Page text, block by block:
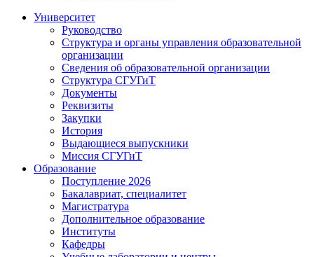
Университет
Руководство
Структура и органы управления образовательной
организации
Сведения об образовательной организации
Структура СГУГиТ
Документы
Реквизиты
Закупки
История
Выдающиеся выпускники
Миссия СГУГиТ
Образование
Поступление 2026
Бакалавриат, специалитет
Магистратура
Дополнительное образование
Институты
Кафедры